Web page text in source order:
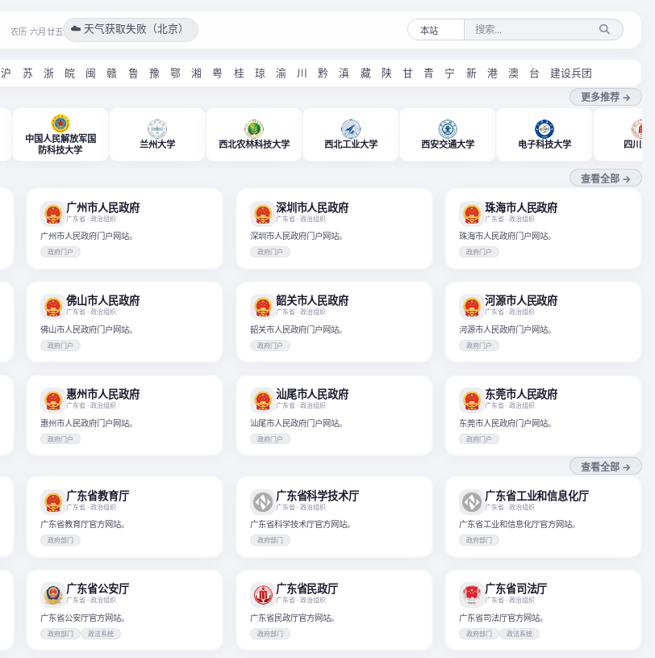
农历 六月廿五 ☁️ 天气获取失败（北京）
沪 苏 浙 皖 闽 赣 鲁 豫 鄂 湘 粤 桂 琼 渝 川 黔 滇 藏 陕 甘 青 宁 新 港 澳 台 建设兵团
更多推荐 →
中国人民解放军国
防科技大学
兰州大学 西北农林科技大学 西北工业大学 西安交通大学 电子科技大学 四川大
查看全部 →
广州市人民政府
广东省· 政治组织
广州市人民政府门户网站。
政府门户
深圳市人民政府
广东省 · 政治组织
深圳市人民政府门户网站。
政府门户
珠海市人民政府
广东省· 政治组织
珠海市人民政府门户网站。
政府门户
佛山市人民政府
广东省· 政治组织
佛山市人民政府门户网站。
政府门户
韶关市人民政府
广东省 · 政治组织
韶关市人民政府门户网站。
政府门户
河源市人民政府
广东省· 政治组织
河源市人民政府门户网站。
政府门户
惠州市人民政府
广东省· 政治组织
惠州市人民政府门户网站。
政府门户
汕尾市人民政府
广东省 · 政治组织
汕尾市人民政府门户网站。
政府门户
东莞市人民政府
广东省· 政治组织
东莞市人民政府门户网站。
政府门户
查看全部 →
广东省教育厅
广东省· 政治组织
广东省教育厅官方网站。
政府部门
广东省科学技术厅
广东省 · 政治组织
广东省科学技术厅官方网站。
政府部门
广东省工业和信息化厅
广东省· 政治组织
广东省工业和信息化厅官方网站。
政府部门
广东省公安厅
广东省· 政治组织
广东省公安厅官方网站。
政府部门 政法系统
广东省民政厅
广东省 · 政治组织
广东省民政厅官方网站。
政府部门
广东省司法厅
广东省· 政治组织
广东省司法厅官方网站。
政府部门 政法系统